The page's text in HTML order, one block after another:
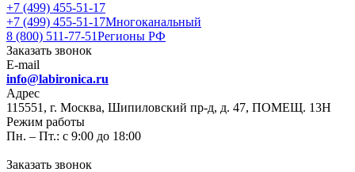
+7 (499) 455-51-17
+7 (499) 455-51-17Многоканальный
8 (800) 511-77-51Регионы РФ
Заказать звонок
E-mail
info@labironica.ru
Адрес
115551, г. Москва, Шипиловский пр-д, д. 47, ПОМЕЩ. 13Н
Режим работы
Пн. – Пт.: с 9:00 до 18:00
Заказать звонок